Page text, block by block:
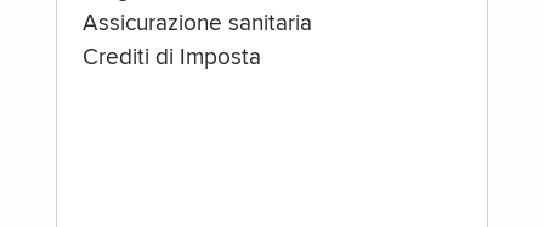
Assicurazione sanitaria
Crediti di Imposta